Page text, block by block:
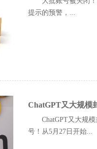
提示的预警，...
ChatGPT又大规模
ChatGPT又大规
号！从5月27日开始...